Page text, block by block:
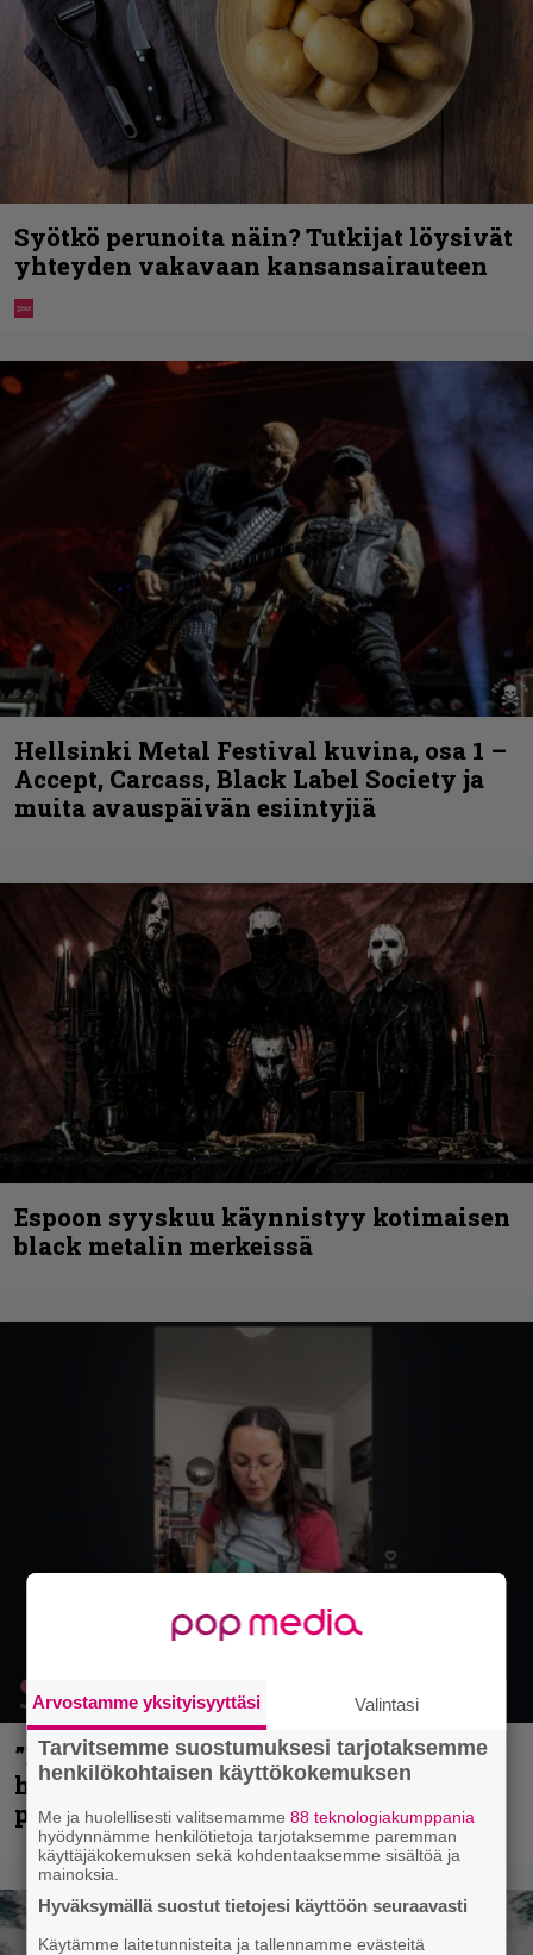
Syötkö perunoita näin? Tutkijat löysivät
yhteyden vakavaan kansansairauteen
Hellsinki Metal Festival kuvina, osa 1 –
Accept, Carcass, Black Label Society ja
muita avauspäivän esiintyjiä
Espoon syyskuu käynnistyy kotimaisen
black metalin merkeissä
”Mitalini näyttää ihan plektralta” –
huippu-uimari jamittelee Megadethiä
palkinnollaan
Arvostamme yksityisyyttäsi Valintasi
Tarvitsemme suostumuksesi tarjotaksemme
henkilökohtaisen käyttökokemuksen
Me ja huolellisesti valitsemamme88 teknologiakumppania
hyödynnämme henkilötietoja tarjotaksemme paremman
käyttäjäkokemuksen sekä kohdentaaksemme sisältöä ja
mainoksia.
Hyväksymällä suostut tietojesi käyttöön seuraavasti
Käytämme laitetunnisteita ja tallennamme evästeitä